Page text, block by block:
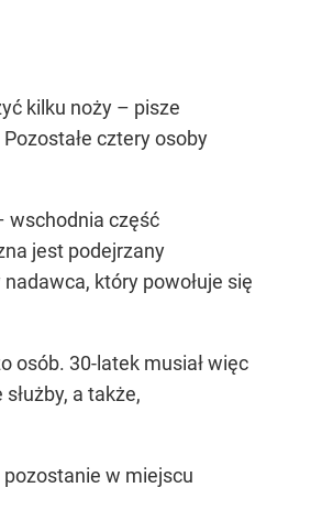
kilku noży – pisze
cztery osoby
wschodnia część
jest podejrzany
który powołuje się
osób. 30-latek musiał więc
a także,
w miejscu